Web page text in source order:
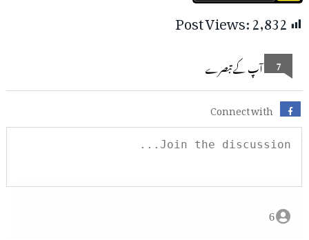
Post Views:2,832
7 آپ کے تبصرے
Connect with
6